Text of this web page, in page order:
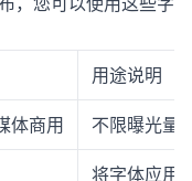
用途说明
体商用 不限曝光量
将字体应用